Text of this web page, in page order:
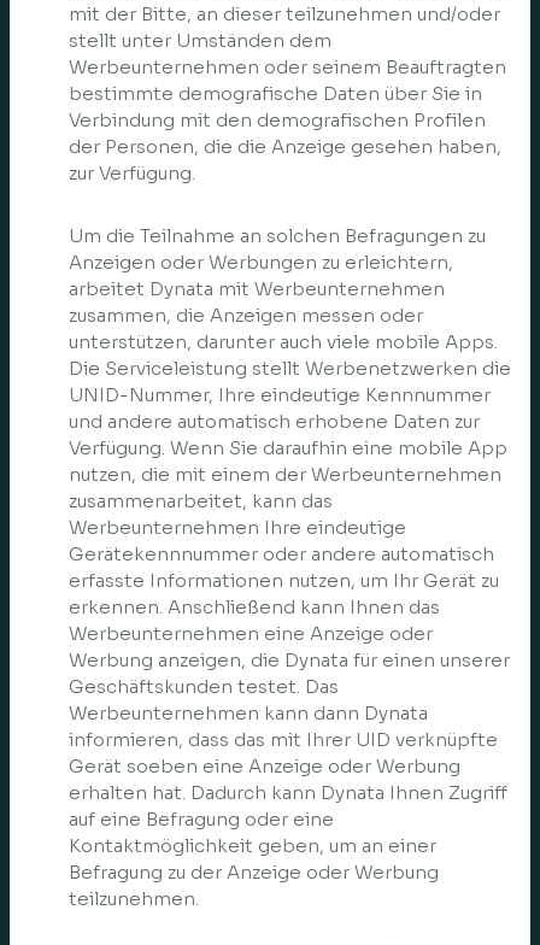
mit der Bitte, an dieser teilzunehmen und/oder
stellt unter Umständen dem
Werbeunternehmen oder seinem Beauftragten
bestimmte demografische Daten über Sie in
Verbindung mit den demografischen Profilen
der Personen, die die Anzeige gesehen haben,
zur Verfügung.
Um die Teilnahme an solchen Befragungen zu
Anzeigen oder Werbungen zu erleichtern,
arbeitet Dynata mit Werbeunternehmen
zusammen, die Anzeigen messen oder
unterstützen, darunter auch viele mobile Apps.
Die Serviceleistung stellt Werbenetzwerken die
UNID-Nummer, Ihre eindeutige Kennnummer
und andere automatisch erhobene Daten zur
Verfügung. Wenn Sie daraufhin eine mobile App
nutzen, die mit einem der Werbeunternehmen
zusammenarbeitet, kann das
Werbeunternehmen Ihre eindeutige
Gerätekennnummer oder andere automatisch
erfasste Informationen nutzen, um Ihr Gerät zu
erkennen. Anschließend kann Ihnen das
Werbeunternehmen eine Anzeige oder
Werbung anzeigen, die Dynata für einen unserer
Geschäftskunden testet. Das
Werbeunternehmen kann dann Dynata
informieren, dass das mit Ihrer UID verknüpfte
Gerät soeben eine Anzeige oder Werbung
erhalten hat. Dadurch kann Dynata Ihnen Zugriff
auf eine Befragung oder eine
Kontaktmöglichkeit geben, um an einer
Befragung zu der Anzeige oder Werbung
teilzunehmen.